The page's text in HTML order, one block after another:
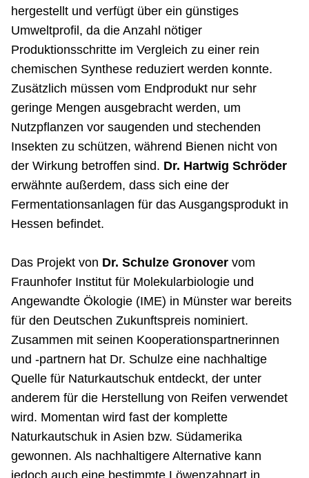
hergestellt und verfügt über ein günstiges
Umweltprofil, da die Anzahl nötiger
Produktionsschritte im Vergleich zu einer rein
chemischen Synthese reduziert werden konnte.
Zusätzlich müssen vom Endprodukt nur sehr
geringe Mengen ausgebracht werden, um
Nutzpflanzen vor saugenden und stechenden
Insekten zu schützen, während Bienen nicht von
der Wirkung betroffen sind. Dr. Hartwig Schröder
erwähnte außerdem, dass sich eine der
Fermentationsanlagen für das Ausgangsprodukt in
Hessen befindet.
Das Projekt von Dr. Schulze Gronovervom
Fraunhofer Institut für Molekularbiologie und
Angewandte Ökologie (IME) in Münster war bereits
für den Deutschen Zukunftspreis nominiert.
Zusammen mit seinen Kooperationspartnerinnen
und -partnern hat Dr. Schulze eine nachhaltige
Quelle für Naturkautschuk entdeckt, der unter
anderem für die Herstellung von Reifen verwendet
wird. Momentan wird fast der komplette
Naturkautschuk in Asien bzw. Südamerika
gewonnen. Als nachhaltigere Alternative kann